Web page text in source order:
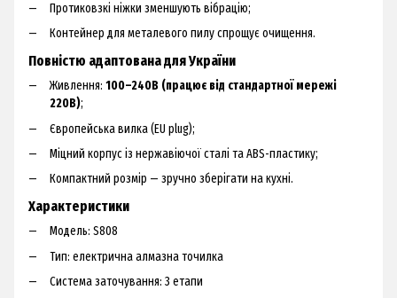
Протиковзкі ніжки зменшують вібрацію;
Контейнер для металевого пилу спрощує очищення.
Повністю адаптована для України
Живлення: 100–240В (працює від стандартної мережі
220В);
Європейська вилка (EU plug);
Міцний корпус із нержавіючої сталі та ABS-пластику;
Компактний розмір — зручно зберігати на кухні.
Характеристики
Модель: S808
Тип: електрична алмазна точилка
Система заточування: 3 етапи